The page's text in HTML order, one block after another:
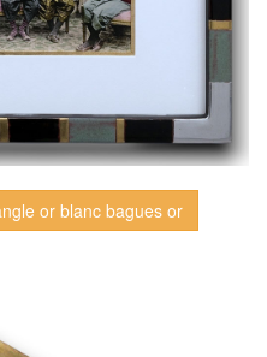
or blanc bagues or